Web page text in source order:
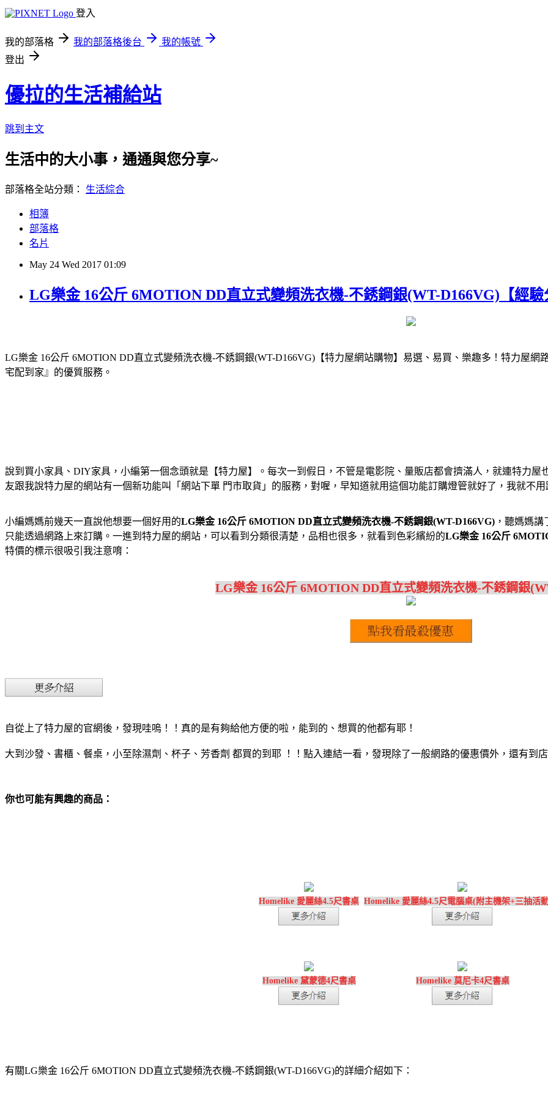
登入
我的部落格 我的部落格後台
我的帳號
登出
優拉的生活補給站
跳到主文
生活中的大小事，通通與您分享~
部落格全站分類： 生活綜合
相簿
部落格
名片
May 24 Wed 2017 01:09
LG樂金 16公斤 6MOTION DD直立式變頻洗衣機-不銹鋼銀(WT-D166VG)【經驗
LG樂金 16公斤 6MOTION DD直立式變頻洗衣機-不銹鋼銀(WT-D166VG) 【特力屋網站購物】易選、易買、樂趣多！特力屋
宅配到家』的優質服務。
說到買小家具、DIY家具，小編第一個念頭就是【特力屋】。每次一到假日，不管是電影院、量販店都會擠滿人，就連特力
友跟我說特力屋的網站有一個新功能叫「網站下單 門市取貨」的服務，對喔，早知道就用這個功能訂購燈管就好了，我就不
小編媽媽前幾天一直說他想要一個好用的LG樂金 16公斤 6MOTION DD直立式變頻洗衣機-不銹鋼銀(WT-D166VG) ，聽媽媽
只能透過網路上來訂購。一進到特力屋的網站，可以看到分類很清楚，品相也很多，就看到色彩繽紛的LG樂金 16公斤
特價的標示很吸引我注意唷：
LG樂金 16公斤 6MOTION DD直立式變頻洗衣機-不銹鋼銀
自從上了特力屋的官網後，發現哇嗚！！真的是有夠給他方便的啦，能到的、想買的他都有耶！
大到沙發、書櫃、餐桌，小至除濕劑、杯子、芳香劑 都買的到耶 ！！點入連結一看，發現除了一般網路的優惠價外，還有到
你也可能有興趣的商品：
Homelike 愛麗絲4.5尺書桌 Homelike 愛麗絲4.5尺電腦桌(附主機架+三抽活
Homelike 黛蒙德4尺書桌 Homelike 莫尼卡4尺書桌
有關LG樂金 16公斤 6MOTION DD直立式變頻洗衣機-不銹鋼銀(WT-D166VG)的詳細介紹如下：